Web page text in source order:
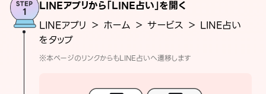
LINEアプリから「LINE占い」を開く
LINEアプリ ＞ ホーム ＞ サービス ＞ LINE占い
をタップ
※本ページのリンクからもLINE占いへ遷移します